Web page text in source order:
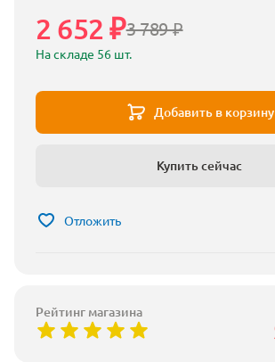
3 789 ₽
2 652 ₽
На складе 56 шт.
Добавить в корзину
Купить сейчас
Отложить
Рейтинг магазина